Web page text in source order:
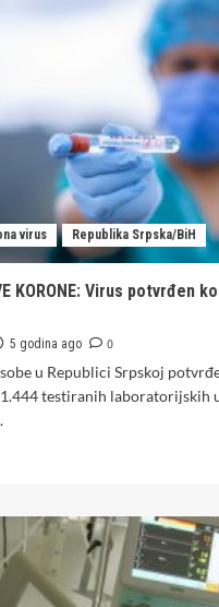
virus Republika Srpska/BiH
KORONE: Virus potvrđen
5 godina ago
0
u Republici Srpskoj
testiranih laboratorijskih